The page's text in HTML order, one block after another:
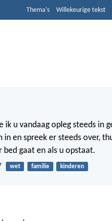
Thema's Willekeurige tekst
ik u vandaag opleg steeds in
in en spreek er steeds over,
bed gaat en als u opstaat.
wet familie kinderen